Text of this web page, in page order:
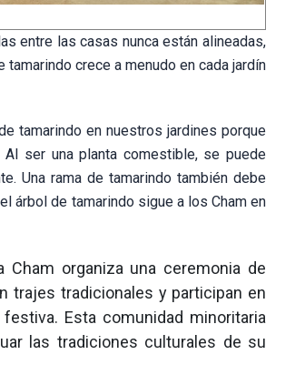
entre las casas nunca están alineadas,
crece a menudo en cada jardín
tamarindo en nuestros jardines porque
ser una planta comestible, se puede
Una rama de tamarindo también debe
árbol de tamarindo sigue a los Cham en
organiza una ceremonia de
trajes tradicionales y participan en
Esta comunidad minoritaria
las tradiciones culturales de su